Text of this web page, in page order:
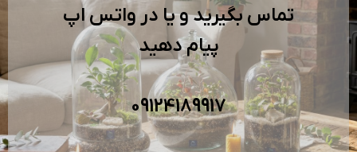
تماس بگیرید و یا در واتس اپ
پیام دهید
09124189917